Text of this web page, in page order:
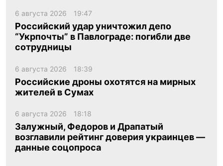
6 августа 2026 19:47
Российский удар уничтожил депо
“Укрпочты” в Павлограде: погибли две
сотрудницы
6 августа 2026 18:39
Российские дроны охотятся на мирных
жителей в Сумах
6 августа 2026 18:18
Залужный, Федоров и Драпатый
возглавили рейтинг доверия украинцев —
данные соцопроса